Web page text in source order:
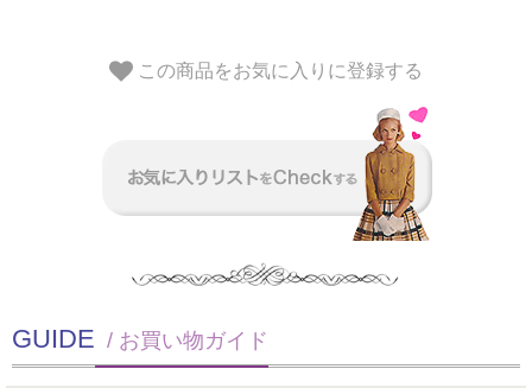
この商品をお気に入りに登録する
GUIDE / お買い物ガイド